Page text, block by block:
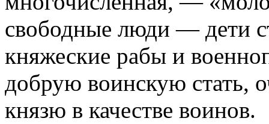
свободные люди — дети
княжеские рабы и
добрую воинскую стать,
князю в качестве воинов.